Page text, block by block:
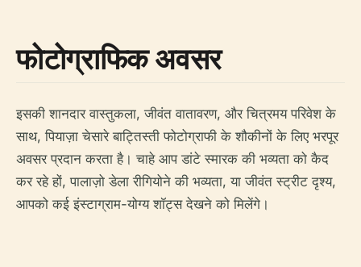
फोटोग्राफिक अवसर
इसकी शानदार वास्तुकला, जीवंत वातावरण, और चित्रमय परिवेश के
साथ, पियाज़ा चेसारे बाट्तिस्ती फोटोग्राफी के शौकीनों के लिए भरपूर
अवसर प्रदान करता है। चाहे आप डांटे स्मारक की भव्यता को कैद
कर रहे हों, पालाज़ो डेला रीगियोने की भव्यता, या जीवंत स्ट्रीट दृश्य,
आपको कई इंस्टाग्राम-योग्य शॉट्स देखने को मिलेंगे।